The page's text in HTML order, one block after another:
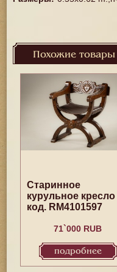
Похожие товары
Старинное
курульное кресло
код. RM4101597
71`000 RUB
подробнее